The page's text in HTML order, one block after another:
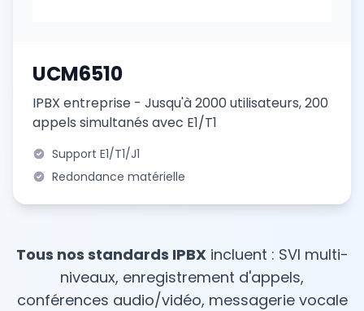
UCM6510
IPBX entreprise - Jusqu'à 2000 utilisateurs, 200
appels simultanés avec E1/T1
Support E1/T1/J1
Redondance matérielle
Tous nos standards IPBXincluent : SVI multi-
niveaux, enregistrement d'appels,
conférences audio/vidéo, messagerie vocale